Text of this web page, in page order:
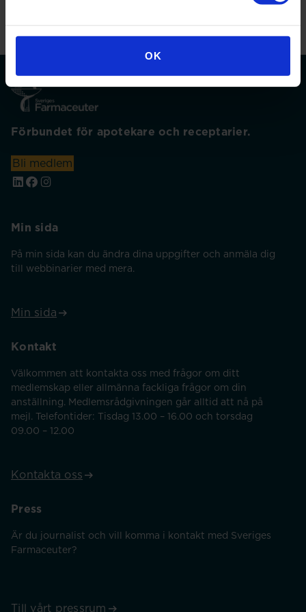
OK
Förbundet för apotekare och receptarier.
Bli medlem
Min sida
På min sida kan du ändra dina uppgifter och anmäla dig
till webbinarier med mera.
Min sida
Kontakt
Välkommen att kontakta oss med frågor om ditt
medlemskap eller allmänna fackliga frågor om din
anställning. Medlemsrådgivningen går alltid att nå på
mejl. Telefontider: Tisdag 13.00 – 16.00 och torsdag
09.00 – 12.00
Kontakta oss
Press
Är du journalist och vill komma i kontakt med Sveriges
Farmaceuter?
Till vårt pressrum